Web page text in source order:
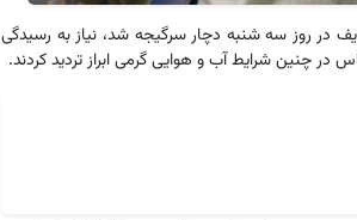
در روز سه‌ شنبه دچار سرگیجه شد، نیاز به رسیدگی
در چنین شرایط آب‌ و هوایی گرمی ابراز تردید کردند.